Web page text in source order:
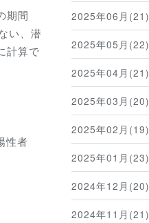
期間
い、潜
計算で
性者
2025年06月(21)
2025年05月(22)
2025年04月(21)
2025年03月(20)
2025年02月(19)
2025年01月(23)
2024年12月(20)
2024年11月(21)